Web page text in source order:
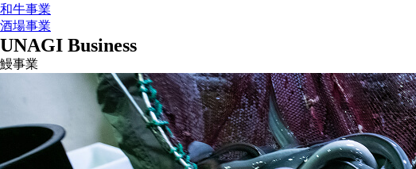
和牛事業
酒場事業
UNAGI Business
鰻事業